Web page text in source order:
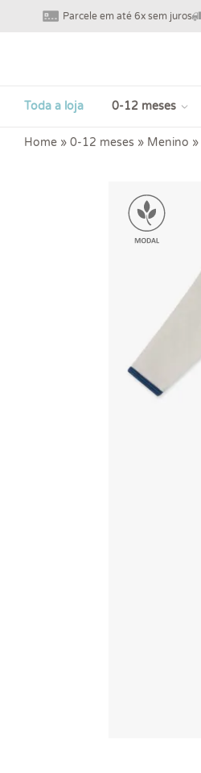
Parcele em até 6x sem juros
Toda a loja 0-12 meses
Home » 0-12 meses » Menino »